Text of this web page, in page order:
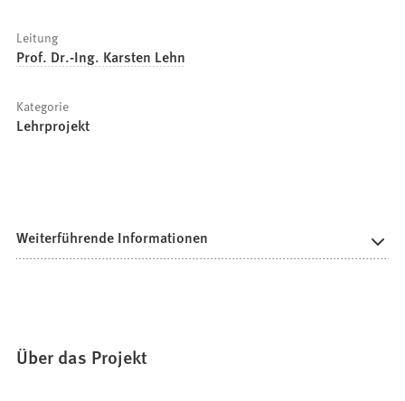
Leitung
Prof. Dr.-Ing. Karsten Lehn
Kategorie
Lehrprojekt
Weiterführende Informationen
Über das Projekt